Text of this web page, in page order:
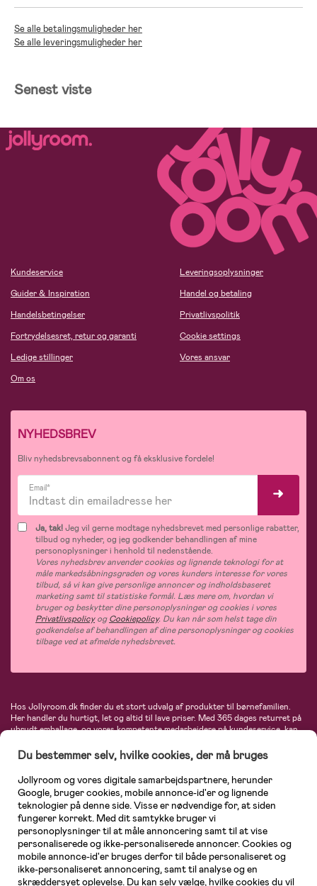
Se alle betalingsmuligheder her
Se alle leveringsmuligheder her
Senest viste
Kundeservice
Guider & Inspiration
Handelsbetingelser
Fortrydelsesret, retur og garanti
Ledige stillinger
Om os
Leveringsoplysninger
Handel og betaling
Privatlivspolitik
Cookie settings
Vores ansvar
NYHEDSBREV
Bliv nyhedsbrevsabonnent og få eksklusive fordele!
Email*
Ja, tak!Jeg vil gerne modtage nyhedsbrevet med personlige rabatter,
tilbud og nyheder, og jeg godkender behandlingen af mine
personoplysninger i henhold til nedenstående.
Vores nyhedsbrev anvender cookies og lignende teknologi for at
måle markedsåbningsgraden og vores kunders interesse for vores
tilbud, så vi kan give personlige annoncer og indholdsbaseret
marketing samt til statistiske formål. Læs mere om, hvordan vi
bruger og beskytter dine personoplysninger og cookies i vores
PrivatlivspolicyogCookiepolicy. Du kan når som helst tage din
godkendelse af behandlingen af dine personoplysninger og cookies
tilbage ved at afmelde nyhedsbrevet.
Hos Jollyroom.dk finder du et stort udvalg af produkter til børnefamilien.
Her handler du hurtigt, let og altid til lave priser. Med 365 dages returret på
ubrudt emballage, og vores kompetente medarbejdere på kundeservice, kan
barnevogne, autostole, børne- og babytøj, produkter til gravide og ammende
mødre, indretning og inspiration, legetøj, babyudstyr og meget mere. Vi
tilbyder produkter fra velkendte varemærker som Britax, Maxi-Cosi, Baby
Jogger, BabyBjörn, Didriksons, KidKraft, Ergobaby, Phillips Avent, Neonate,
Cybex, LEGO og mange flere. Kort sagt - et kæmpe sortiment venter på dig!
Du bestemmer selv, hvilke cookies, der må bruges
Jollyroom og vores digitale samarbejdspartnere, herunder
Google, bruger cookies, mobile annonce-id'er og lignende
teknologier på denne side. Visse er nødvendige for, at siden
fungerer korrekt. Med dit samtykke bruger vi
personoplysninger til at måle annoncering samt til at vise
personaliserede og ikke-personaliserede annoncer. Cookies og
mobile annonce-id'er bruges derfor til både personaliseret og
ikke-personaliseret annoncering, samt til analyse og en
skræddersyet oplevelse. Du kan selv vælge, hvilke cookies du vil